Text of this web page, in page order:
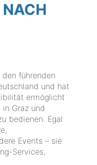
führenden
und hat
ermöglicht
Graz und
bedienen. Egal
Events – sie
Services,